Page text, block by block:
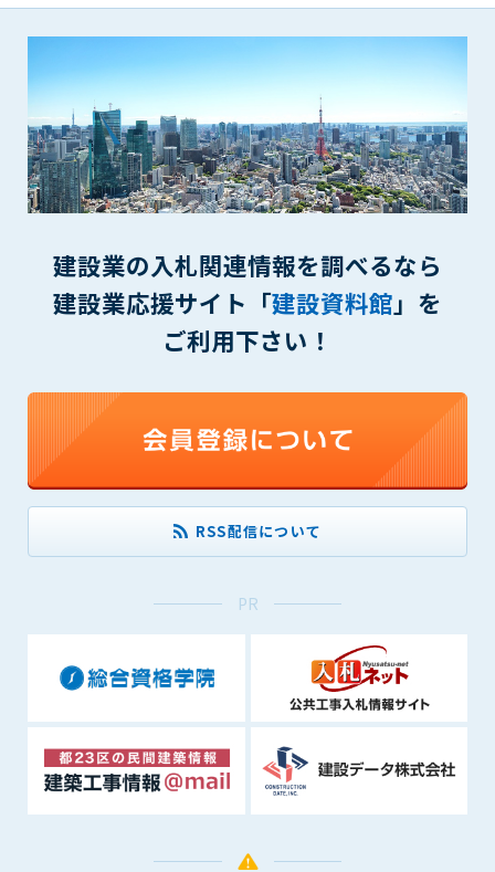
建設業の入札関連情報を調べるなら
建設業応援サイト「建設資料館」を
ご利用下さい！
RSS配信について
PR
ん。
3. 会員は、IDおよびパスワードの管理不十分、使用上の過誤、
第三者（他の会員を含む）の使用等による損害について責任
を負うものとし、管理者は一切責任を負いません。
第6条（会員の禁止事項）
1. 会員は建設資料館WEB上で以下の行為をしないものとしま
す。
(1) 第三者または管理者の著作権、その他知的所有権を侵害す
(2) 第三者または管理者の財産、プライバシー等を侵害する行
為
(3) 第三者または管理者を誹謗中傷する行為
(4) 有害なコンピュータプログラム等を送信又は書き込む行為
(6) 管理者が承認していない営利を目的とした行為
(7) 公序良俗に反する行為
(8) 犯罪的行為に結びつく行為
(9) その他、法律に反する行為
(10) 建設資料館から知り得た情報及びダウンロードした情報
に第三者に提供すること
管理者は、会員が登録した内容が以下に該当する、またはその
恐れのあるものは、会員の承諾なく削除できるものとします。
(1) 登録されている情報が、第6条の定める禁止事項に該当する
と管理者が、判断した場合
(2) 建設資料館の運営および保守管理上、必要と判断した場合
(3) 広告掲載料金の支払が遅延した場合
(4) その他、管理者が不適当と判断した場合
第8条（サービスの変更・中止等）
廃止を含み)し、本サービスの運営を中止または廃止することが